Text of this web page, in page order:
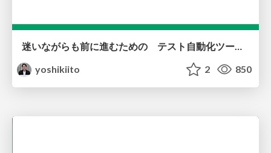
yoshikiito
2 850